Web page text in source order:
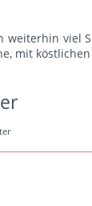
weiterhin viel
mit